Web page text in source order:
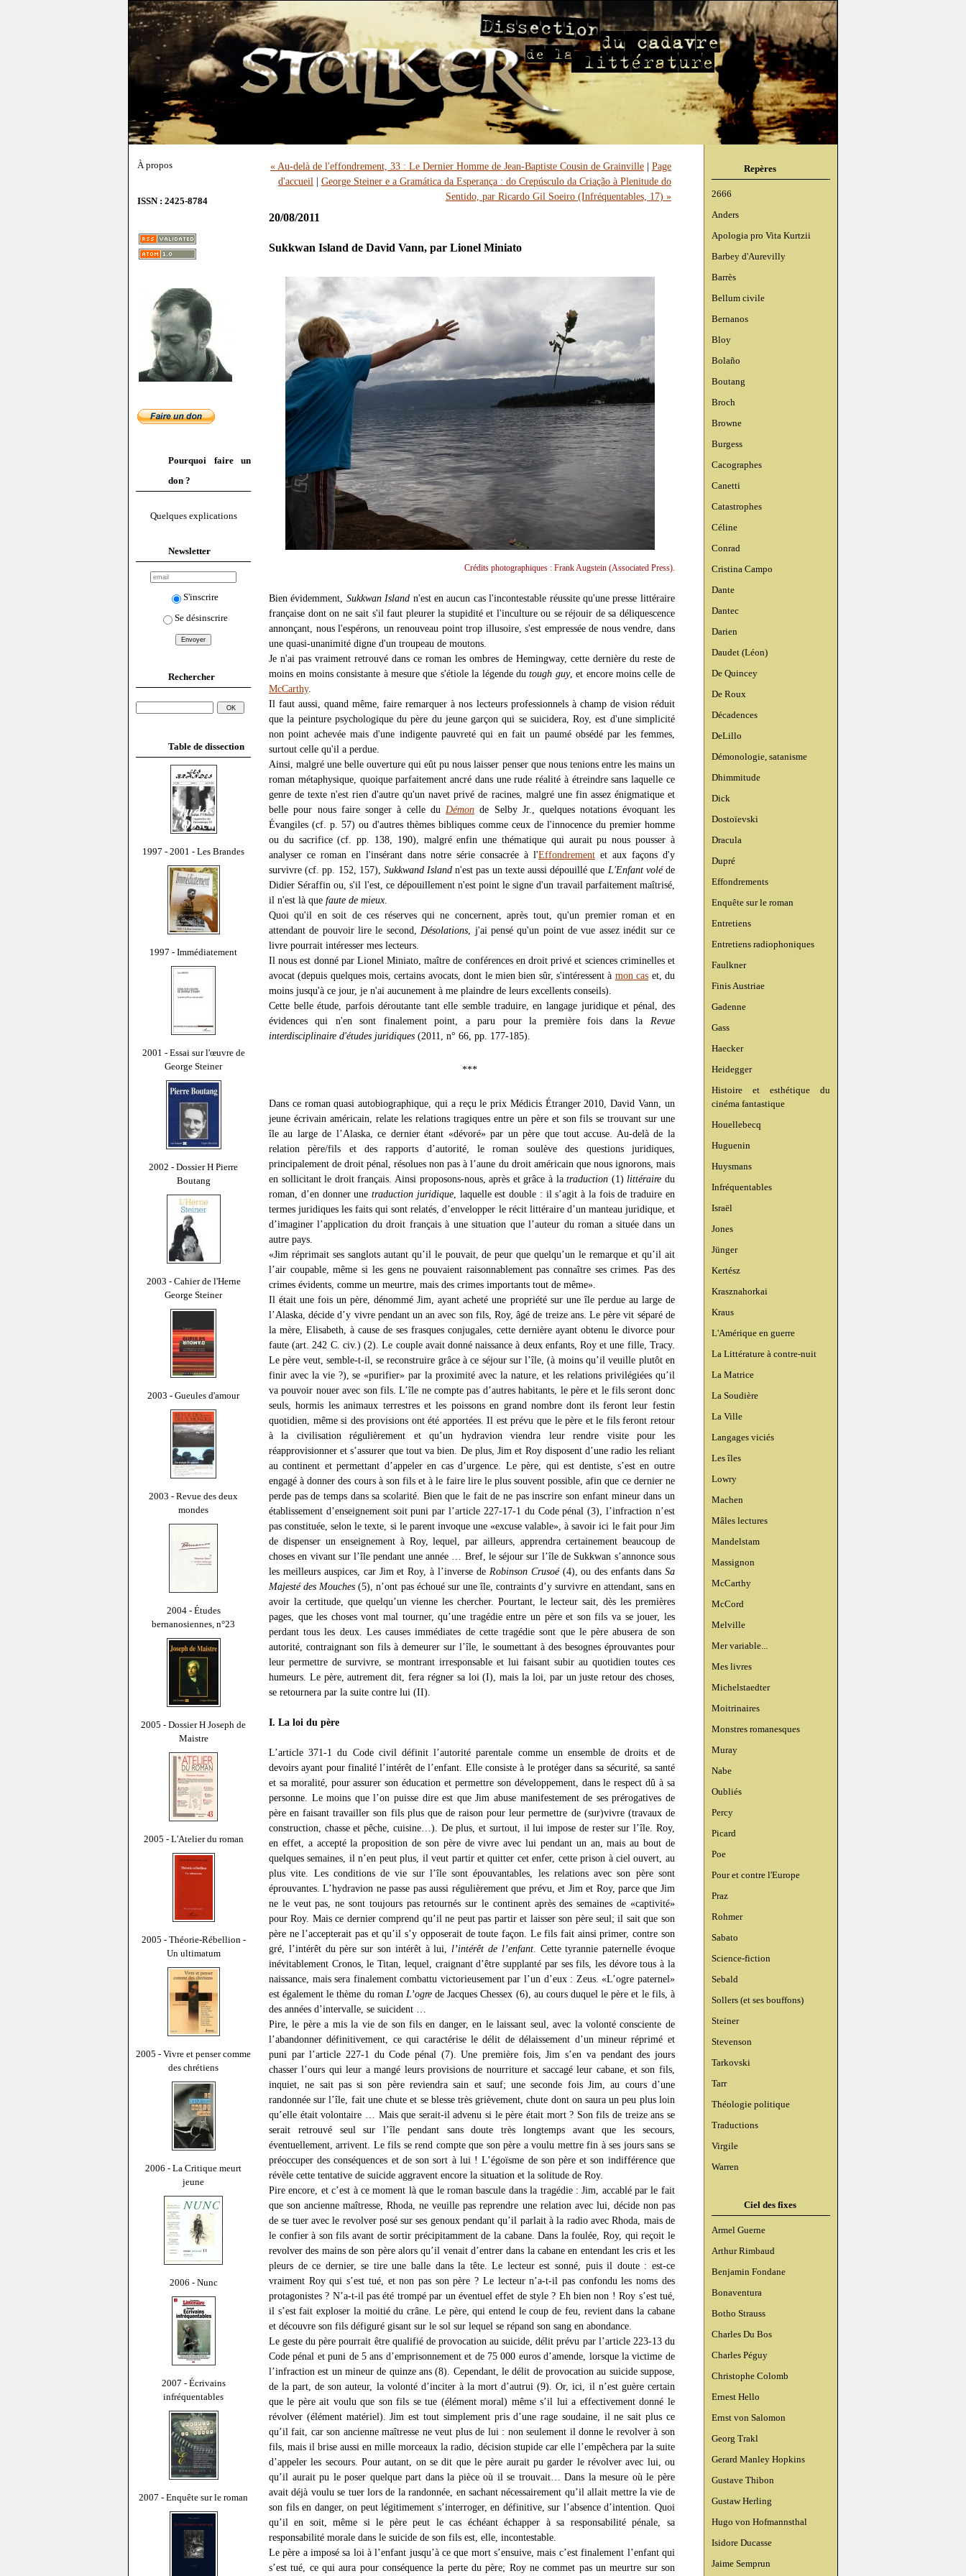
À propos
ISSN : 2425-8784
Pourquoi faire un
don ?
Quelques explications
Newsletter
S'inscrire
Se désinscrire
Rechercher
Table de dissection
1997 - 2001 - Les Brandes
1997 - Immédiatement
2001 - Essai sur l'œuvre de
George Steiner
2002 - Dossier H Pierre
Boutang
2003 - Cahier de l'Herne
George Steiner
2003 - Gueules d'amour
2003 - Revue des deux
mondes
2004 - Études
bernanosiennes, n°23
2005 - Dossier H Joseph de
Maistre
2005 - L'Atelier du roman
2005 - Théorie-Rébellion -
Un ultimatum
2005 - Vivre et penser comme
des chrétiens
2006 - La Critique meurt
jeune
2006 - Nunc
2007 - Écrivains
infréquentables
2007 - Enquête sur le roman
Repères
2666
Anders
Apologia pro Vita Kurtzii
Barbey d'Aurevilly
Barrès
Bellum civile
Bernanos
Bloy
Bolaño
Boutang
Broch
Browne
Burgess
Cacographes
Canetti
Catastrophes
Céline
Conrad
Cristina Campo
Dante
Dantec
Darien
Daudet (Léon)
De Quincey
De Roux
Décadences
DeLillo
Démonologie, satanisme
Dhimmitude
Dick
Dostoïevski
Dracula
Dupré
Effondrements
Enquête sur le roman
Entretiens
Entretiens radiophoniques
Faulkner
Finis Austriae
Gadenne
Gass
Haecker
Heidegger
Histoire et esthétique du
cinéma fantastique
Houellebecq
Huguenin
Huysmans
Infréquentables
Israël
Jones
Jünger
Kertész
Krasznahorkai
Kraus
L'Amérique en guerre
La Littérature à contre-nuit
La Matrice
La Soudière
La Ville
Langages viciés
Les îles
Lowry
Machen
Mâles lectures
Mandelstam
Massignon
McCarthy
McCord
Melville
Mer variable...
Mes livres
Michelstaedter
Moitrinaires
Monstres romanesques
Muray
Nabe
Oubliés
Percy
Picard
Poe
Pour et contre l'Europe
Praz
Rohmer
Sabato
Science-fiction
Sebald
Sollers (et ses bouffons)
Steiner
Stevenson
Tarkovski
Tarr
Théologie politique
Traductions
Virgile
Warren
Ciel des fixes
Armel Guerne
Arthur Rimbaud
Benjamin Fondane
Bonaventura
Botho Strauss
Charles Du Bos
Charles Péguy
Christophe Colomb
Ernest Hello
Ernst von Salomon
Georg Trakl
Gerard Manley Hopkins
Gustave Thibon
Gustaw Herling
Hugo von Hofmannsthal
Isidore Ducasse
Jaime Semprun
« Au-delà de l'effondrement, 33 : Le Dernier Homme de Jean-Baptiste Cousin de Grainville| Page
d'accueil | George Steiner e a Gramática da Esperança : do Crepúsculo da Criação à Plenitude do
Sentido, par Ricardo Gil Soeiro (Infréquentables, 17) »
20/08/2011
Sukkwan Island de David Vann, par Lionel Miniato
Crédits photographiques : Frank Augstein (Associated Press).
Bien évidemment, Sukkwan Island n'est en aucun cas l'incontestable réussite qu'une presse littéraire
française dont on ne sait s'il faut pleurer la stupidité et l'inculture ou se réjouir de sa déliquescence
annonçant, nous l'espérons, un renouveau point trop illusoire, s'est empressée de nous vendre, dans
une quasi-unanimité digne d'un troupeau de moutons.
Je n'ai pas vraiment retrouvé dans ce roman les ombres de Hemingway, cette dernière du reste de
moins en moins consistante à mesure que s'étiole la légende dutough guy, et encore moins celle de
McCarthy.
Il faut aussi, quand même, faire remarquer à nos lecteurs professionnels à champ de vision réduit
que la peinture psychologique du père du jeune garçon qui se suicidera, Roy, est d'une simplicité
non point achevée mais d'une indigente pauvreté qui en fait un paumé obsédé par les femmes,
surtout celle qu'il a perdue.
Ainsi, malgré une belle ouverture qui eût pu nous laisser penser que nous tenions entre les mains un
roman métaphysique, quoique parfaitement ancré dans une rude réalité à étreindre sans laquelle ce
genre de texte n'est rien d'autre qu'un navet privé de racines, malgré une fin assez énigmatique et
belle pour nous faire songer à celle du Démon de Selby Jr., quelques notations évoquant les
Évangiles (cf. p. 57) ou d'autres thèmes bibliques comme ceux de l'innocence du premier homme
ou du sacrifice (cf. pp. 138, 190), malgré enfin une thématique qui aurait pu nous pousser à
analyser ce roman en l'insérant dans notre série consacrée à l'Effondrementet aux façons d'y
survivre (cf. pp. 152, 157), Sukkwand Island n'est pas un texte aussi dépouillé que L'Enfant voléde
Didier Séraffin ou, s'il l'est, ce dépouillement n'est point le signe d'un travail parfaitement maîtrisé,
il n'est là que faute de mieux
Quoi qu'il en soit de ces réserves qui ne concernent, après tout, qu'un premier roman et en
attendant de pouvoir lire le second, Désolations , j'ai pensé qu'un point de vue assez inédit sur ce
livre pourrait intéresser mes lecteurs.
Il nous est donné par Lionel Miniato, maître de conférences en droit privé et sciences criminelles et
avocat (depuis quelques mois, certains avocats, dont le mien bien sûr, s'intéressent à mon cas et, du
moins jusqu'à ce jour, je n'ai aucunement à me plaindre de leurs excellents conseils).
Cette belle étude, parfois déroutante tant elle semble traduire, en langage juridique et pénal, des
évidences qui n'en sont finalement point, a paru pour la première fois dans la Revue
interdisciplinaire d'études juridiques (2011, n° 66, pp. 177-185).
***
Dans ce roman quasi autobiographique, qui a reçu le prix Médicis Étranger 2010, David Vann, un
jeune écrivain américain, relate les relations tragiques entre un père et son fils se trouvant sur une
île au large de l’Alaska, ce dernier étant «dévoré» par un père que tout accuse. Au-delà de la
relation père/fils et des rapports d’autorité, le roman soulève des questions juridiques,
principalement de droit pénal, résolues non pas à l’aune du droit américain que nous ignorons, mais
en sollicitant le droit français. Ainsi proposons-nous, après et grâce à latraduction (1) littéraire du
roman, d’en donner unetraduction juridique, laquelle est double : il s’agit à la fois de traduire en
termes juridiques les faits qui sont relatés, d’envelopper le récit littéraire d’un manteau juridique, et
d’imaginer l’application du droit français à une situation que l’auteur du roman a située dans un
autre pays.
«Jim réprimait ses sanglots autant qu’il le pouvait, de peur que quelqu’un le remarque et qu’il ait
l’air coupable, même si les gens ne pouvaient raisonnablement pas connaître ses crimes. Pas des
crimes évidents, comme un meurtre, mais des crimes importants tout de même».
Il était une fois un père, dénommé Jim, ayant acheté une propriété sur une île perdue au large de
l’Alaska, décide d’y vivre pendant un an avec son fils, Roy, âgé de treize ans. Le père vit séparé de
la mère, Elisabeth, à cause de ses frasques conjugales, cette dernière ayant obtenu le divorce pour
faute (art. 242 C. civ.) (2). Le couple avait donné naissance à deux enfants, Roy et une fille, Tracy.
Le père veut, semble-t-il, se reconstruire grâce à ce séjour sur l’île, (à moins qu’il veuille plutôt en
finir avec la vie ?), se «purifier» par la proximité avec la nature, et les relations privilégiées qu’il
va pouvoir nouer avec son fils. L’île ne compte pas d’autres habitants, le père et le fils seront donc
seuls, hormis les animaux terrestres et les poissons en grand nombre dont ils feront leur festin
quotidien, même si des provisions ont été apportées. Il est prévu que le père et le fils feront retour
à la civilisation régulièrement et qu’un hydravion viendra leur rendre visite pour les
réapprovisionner et s’assurer que tout va bien. De plus, Jim et Roy disposent d’une radio les reliant
au continent et permettant d’appeler en cas d’urgence. Le père, qui est dentiste, s’est en outre
engagé à donner des cours à son fils et à le faire lire le plus souvent possible, afin que ce dernier ne
perde pas de temps dans sa scolarité. Bien que le fait de ne pas inscrire son enfant mineur dans un
établissement d’enseignement soit puni par l’article 227-17-1 du Code pénal (3), l’infraction n’est
pas constituée, selon le texte, si le parent invoque une «excuse valable», à savoir ici le fait pour Jim
de dispenser un enseignement à Roy, lequel, par ailleurs, apprendra certainement beaucoup de
choses en vivant sur l’île pendant une année … Bref, le séjour sur l’île de Sukkwan s’annonce sous
les meilleurs auspices, car Jim et Roy, à l’inverse de Robinson Crusoé(4), ou des enfants dans Sa
Majesté des Mouches (5), n’ont pas échoué sur une île, contraints d’y survivre en attendant, sans en
avoir la certitude, que quelqu’un vienne les chercher. Pourtant, le lecteur sait, dès les premières
pages, que les choses vont mal tourner, qu’une tragédie entre un père et son fils va se jouer, les
perdant tous les deux. Les causes immédiates de cette tragédie sont que le père abusera de son
autorité, contraignant son fils à demeurer sur l’île, le soumettant à des besognes éprouvantes pour
leur permettre de survivre, se montrant irresponsable et lui faisant subir au quotidien toutes ces
humeurs. Le père, autrement dit, fera régner sa loi (I), mais la loi, par un juste retour des choses,
se retournera par la suite contre lui (II).
I. La loi du père
L’article 371-1 du Code civil définit l’autorité parentale comme un ensemble de droits et de
devoirs ayant pour finalité l’intérêt de l’enfant. Elle consiste à le protéger dans sa sécurité, sa santé
et sa moralité, pour assurer son éducation et permettre son développement, dans le respect dû à sa
personne. Le moins que l’on puisse dire est que Jim abuse manifestement de ses prérogatives de
père en faisant travailler son fils plus que de raison pour leur permettre de (sur)vivre (travaux de
construction, chasse et pêche, cuisine…). De plus, et surtout, il lui impose de rester sur l’île. Roy,
en effet, a accepté la proposition de son père de vivre avec lui pendant un an, mais au bout de
quelques semaines, il n’en peut plus, il veut partir et quitter cet enfer, cette prison à ciel ouvert, au
plus vite. Les conditions de vie sur l’île sont épouvantables, les relations avec son père sont
éprouvantes. L’hydravion ne passe pas aussi régulièrement que prévu, et Jim et Roy, parce que Jim
ne le veut pas, ne sont toujours pas retournés sur le continent après des semaines de «captivité»
pour Roy. Mais ce dernier comprend qu’il ne peut pas partir et laisser son père seul; il sait que son
père ne l’accepterait pas et qu’il s’y opposerait de toute façon. Le fils fait ainsi primer, contre son
gré, l’intérêt du père sur son intérêt à lui, l’intérêt de l’enfant. Cette tyrannie paternelle évoque
inévitablement Cronos, le Titan, lequel, craignant d’être supplanté par ses fils, les dévore tous à la
naissance, mais sera finalement combattu victorieusement par l’un d’eux : Zeus. «L’ogre paternel»
est également le thème du roman L’ogrede Jacques Chessex (6), au cours duquel le père et le fils, à
des années d’intervalle, se suicident …
Pire, le père a mis la vie de son fils en danger, en le laissant seul, avec la volonté consciente de
l’abandonner définitivement, ce qui caractérise le délit de délaissement d’un mineur réprimé et
puni par l’article 227-1 du Code pénal (7). Une première fois, Jim s’en va pendant des jours
chasser l’ours qui leur a mangé leurs provisions de nourriture et saccagé leur cabane, et son fils,
inquiet, ne sait pas si son père reviendra sain et sauf; une seconde fois Jim, au cours d’une
randonnée sur l’île, fait une chute et se blesse très grièvement, chute dont on saura un peu plus loin
qu’elle était volontaire … Mais que serait-il advenu si le père était mort ? Son fils de treize ans se
serait retrouvé seul sur l’île pendant sans doute très longtemps avant que les secours,
éventuellement, arrivent. Le fils se rend compte que son père a voulu mettre fin à ses jours sans se
préoccuper des conséquences et de son sort à lui ! L’égoïsme de son père et son indifférence que
révèle cette tentative de suicide aggravent encore la situation et la solitude de Roy.
Pire encore, et c’est à ce moment là que le roman bascule dans la tragédie : Jim, accablé par le fait
que son ancienne maîtresse, Rhoda, ne veuille pas reprendre une relation avec lui, décide non pas
de se tuer avec le revolver posé sur ses genoux pendant qu’il parlait à la radio avec Rhoda, mais de
le confier à son fils avant de sortir précipitamment de la cabane. Dans la foulée, Roy, qui reçoit le
revolver des mains de son père alors qu’il venait d’entrer dans la cabane en entendant les cris et les
pleurs de ce dernier, se tire une balle dans la tête. Le lecteur est sonné, puis il doute : est-ce
vraiment Roy qui s’est tué, et non pas son père ? Le lecteur n’a-t-il pas confondu les noms des
protagonistes ? N’a-t-il pas été trompé par un éventuel effet de style ? Eh bien non ! Roy s’est tué,
il s’est fait exploser la moitié du crâne. Le père, qui entend le coup de feu, revient dans la cabane
et découvre son fils défiguré gisant sur le sol sur lequel se répand son sang en abondance.
Le geste du père pourrait être qualifié de provocation au suicide, délit prévu par l’article 223-13 du
Code pénal et puni de 5 ans d’emprisonnement et de 75 000 euros d’amende, lorsque la victime de
l’infraction est un mineur de quinze ans (8). Cependant, le délit de provocation au suicide suppose,
de la part, de son auteur, la volonté d’inciter à la mort d’autrui (9). Or, ici, il n’est guère certain
que le père ait voulu que son fils se tue (élément moral) même s’il lui a effectivement donné le
révolver (élément matériel). Jim est tout simplement pris d’une rage soudaine, il ne sait plus ce
qu’il fait, car son ancienne maîtresse ne veut plus de lui : non seulement il donne le revolver à son
fils, mais il brise aussi en mille morceaux la radio, décision stupide car elle l’empêchera par la suite
d’appeler les secours. Pour autant, on se dit que le père aurait pu garder le révolver avec lui, ou
qu’il aurait pu le poser quelque part dans la pièce où il se trouvait… Dans la mesure où le père
avait déjà voulu se tuer lors de la randonnée, en sachant nécessairement qu’il allait mettre la vie de
son fils en danger, on peut légitimement s’interroger, en définitive, sur l’absence d’intention. Quoi
qu’il en soit, même si le père peut le cas échéant échapper à sa responsabilité pénale, sa
responsabilité morale dans le suicide de son fils est, elle, incontestable.
Le père a imposé sa loi à l’enfant jusqu’à ce que mort s’ensuive, mais c’est finalement l’enfant qui
s’est tué, ce qui aura pour conséquence la perte du père; Roy ne commet pas un meurtre sur son